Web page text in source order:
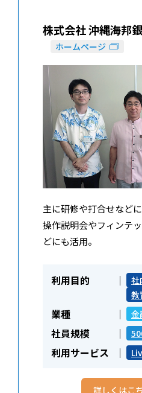
株式会社 沖縄海邦
ホームページ
主に研修や打合せなど
操作説明会やフィンテ
どにも活用。
利用目的
社
教
業種 金
社員規模
利用サービス
詳しくはこ